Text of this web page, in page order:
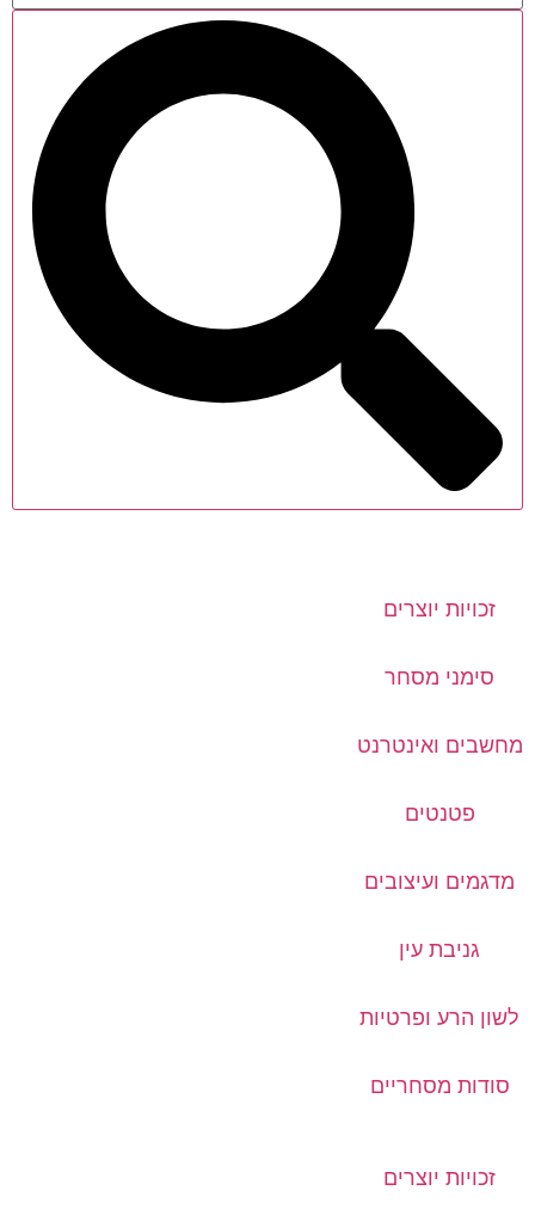
זכויות יוצרים
סימני מסחר
מחשבים ואינטרנט
פטנטים
מדגמים ועיצובים
גניבת עין
לשון הרע ופרטיות
סודות מסחריים
זכויות יוצרים